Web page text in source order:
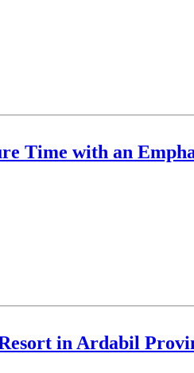
Time with an
in Ardabil